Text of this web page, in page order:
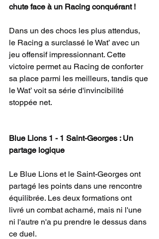
chute face à un Racing conquérant !
Dans un des chocs les plus attendus,
le Racing a surclassé le Wat’ avec un
jeu offensif impressionnant. Cette
victoire permet au Racing de conforter
sa place parmi les meilleurs, tandis que
le Wat’ voit sa série d'invincibilité
stoppée net.
Blue Lions 1 - 1 Saint-Georges : Un
partage logique
Le Blue Lions et le Saint-Georges ont
partagé les points dans une rencontre
équilibrée. Les deux formations ont
livré un combat acharné, mais ni l'une
ni l'autre n'a pu prendre le dessus dans
ce duel.